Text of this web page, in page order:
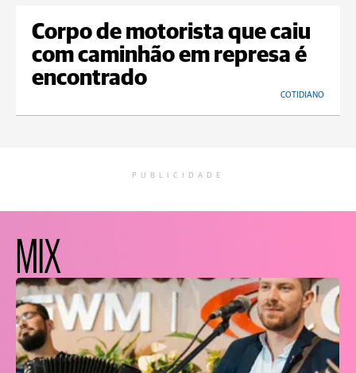
Corpo de motorista que caiu
com caminhão em represa é
encontrado
COTIDIANO
PUBLICIDADE
MIX